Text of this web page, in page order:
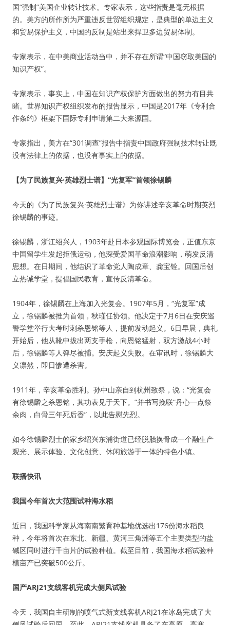
国“强制”美国企业转让技术。专家表示，这些指责是毫无根据
的。美方的所作所为严重违反世贸组织规定，是典型的单边主义
和贸易保护主义，中国的反制是站出来捍卫多边贸易体制。
专家表示，在中美商业活动当中，并不存在所谓“中国窃取美国的
知识产权”。
专家表示，事实上，中国在知识产权保护方面做出的努力有目共
睹。世界知识产权组织发布的报告显示，中国是2017年《专利合
作条约》框架下国际专利申请第二大来源国。
专家指出，美方在“301调查”报告中指责中国政府强制技术转让既
没有法律上的依据，也没有事实上的依据。
【为了民族复兴·英雄烈士谱】“光复军”首领徐锡麟
今天的《为了民族复兴·英雄烈士谱》为你讲述辛亥革命时期英烈
徐锡麟的事迹。
徐锡麟，浙江绍兴人，1903年赴日本参观国际博览会，正值东京
中国留学生发起拒俄运动，他深受爱国革命浪潮影响，萌发反清
思想。在日期间，他结识了革命党人陶成章、龚宝铨。回国后创
立热诚学堂，提倡国民教育，宣传反清革命。
1904年，徐锡麟在上海加入光复会。1907年5月，“光复军”成
立，徐锡麟被推为首领，秋瑾任协领。他决定于7月6日在安庆巡
警学堂举行大考时刺杀恩铭等人，提前发动起义。6日早晨，典礼
开始后，他从靴中拔出两支手枪，向恩铭猛射，双方激战4小时
后，徐锡麟等人弹尽被捕。安庆起义失败。在审讯时，徐锡麟大
义凛然，即日惨遭杀害。
1911年，辛亥革命胜利。孙中山亲自到杭州致祭，说：“光复会
有徐锡麟之杀恩铭，其功表见于天下。”并书写挽联“丹心一点祭
余肉，白骨三年死后香”，以此告慰先烈。
如今徐锡麟烈士的家乡绍兴东浦街道已经脱胎换骨成一个融生产
观光、展示体验、文化创意、休闲旅游于一体的特色小镇。
联播快讯
我国今年首次大范围试种海水稻
近日，我国科学家从海南南繁育种基地优选出176份海水稻良
种，今年将首次在东北、新疆、黄河三角洲等五个主要类型的盐
碱区同时进行千亩片的试验种植。截至目前，我国海水稻试验种
植亩产已突破500公斤。
国产ARJ21支线客机完成大侧风试验
今天，我国自主研制的喷气式新支线客机ARJ21在冰岛完成了大